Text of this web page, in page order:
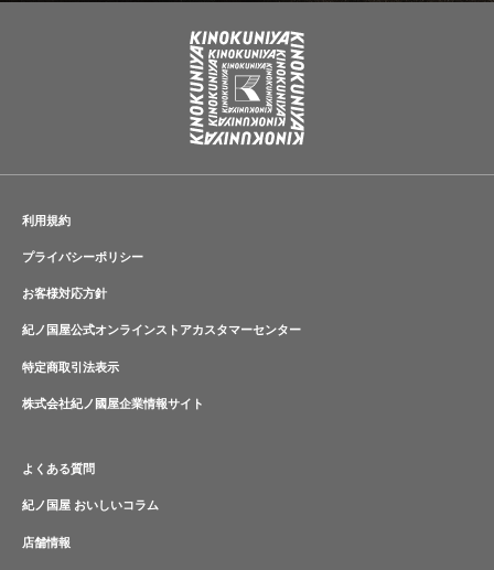
利用規約
プライバシーポリシー
お客様対応方針
紀ノ国屋公式オンラインストアカスタマーセンター
特定商取引法表示
株式会社紀ノ國屋企業情報サイト
よくある質問
紀ノ国屋 おいしいコラム
店舗情報